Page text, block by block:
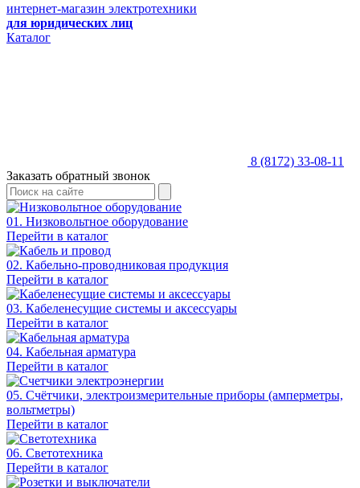
интернет-магазин электротехники
для юридических лиц
Каталог
8 (8172) 33-08-11
Заказать обратный звонок
01. Низковольтное оборудование
Перейти в каталог
02. Кабельно-проводниковая продукция
Перейти в каталог
03. Кабеленесущие системы и аксессуары
Перейти в каталог
04. Кабельная арматура
Перейти в каталог
05. Счётчики, электроизмерительные приборы (амперметры,
вольтметры)
Перейти в каталог
06. Светотехника
Перейти в каталог